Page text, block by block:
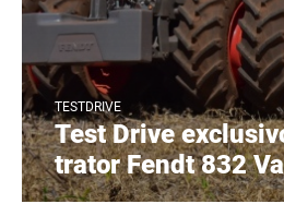
TESTDRIVE
Test Drive
trator Fendt 832